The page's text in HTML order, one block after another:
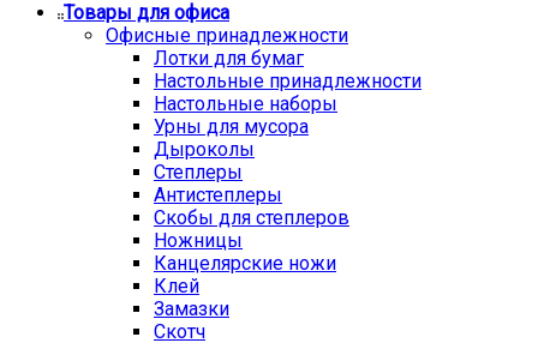
Товары для офиса
Офисные принадлежности
Лотки для бумаг
Настольные принадлежности
Настольные наборы
Урны для мусора
Дыроколы
Степлеры
Антистеплеры
Скобы для степлеров
Ножницы
Канцелярские ножи
Клей
Замазки
Скотч